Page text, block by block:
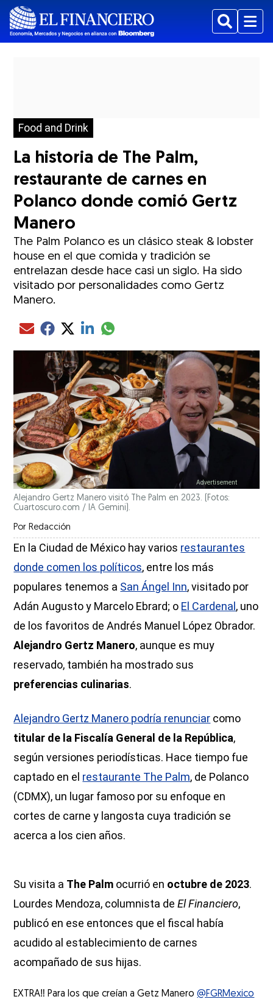
BuscarMenu
Food and Drink
La historia de The Palm,
restaurante de carnes en
Polanco donde comió Gertz
Manero
The Palm Polanco es un clásico steak & lobster
house en el que comida y tradición se
entrelazan desde hace casi un siglo. Ha sido
visitado por personalidades como Gertz
Manero.
Compartir el artículo actual mediante Email
Compartir el artículo actual mediante Facebook
Compartir el artículo actual mediante Twitter
Compartir el artículo actual mediante LinkedIn
Compartir el artículo actual mediante
Alejandro Gertz Manero visitó The Palm en 2023. (Fotos:
Cuartoscuro.com / IA Gemini).
Por Redacción
En la Ciudad de México hay varios restaurantes
donde comen los políticos, entre los más
populares tenemos a San Ángel Inn, visitado por
Adán Augusto y Marcelo Ebrard; o El Cardenal, uno
de los favoritos de Andrés Manuel López Obrador.
Alejandro Gertz Manero, aunque es muy
reservado, también ha mostrado sus
preferencias culinarias.
Alejandro Gertz Manero podría renunciar como
titular de la Fiscalía General de la República,
según versiones periodísticas. Hace tiempo fue
captado en el restaurante The Palm, de Polanco
(CDMX), un lugar famoso por su enfoque en
cortes de carne y langosta cuya tradición se
acerca a los cien años.
Su visita a The Palm ocurrió en octubre de 2023.
Lourdes Mendoza, columnista deEl Financiero,
publicó en ese entonces que el fiscal había
acudido al establecimiento de carnes
acompañado de sus hijas.
EXTRA‼️ Para los que creían a Getz Manero@FGRMexico